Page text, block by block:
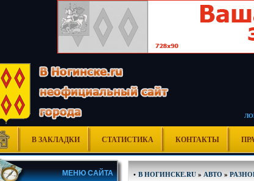
В ЗАКЛАДКИ СТАТИСТИКА КОНТАКТЫ
МЕНЮ САЙТА • В НОГИНСКЕ.RU» АВТО »